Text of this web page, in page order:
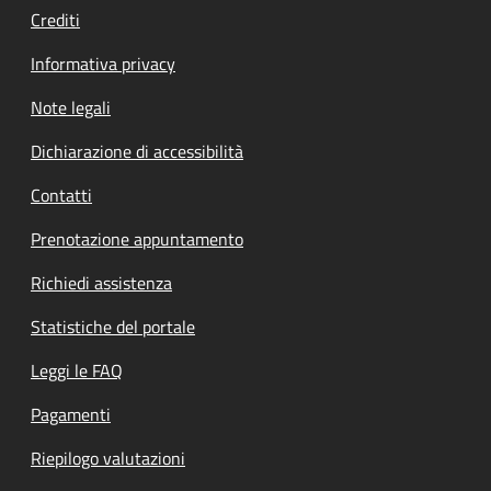
Crediti
Informativa privacy
Note legali
Dichiarazione di accessibilità
Contatti
Prenotazione appuntamento
Richiedi assistenza
Statistiche del portale
Leggi le FAQ
Pagamenti
Riepilogo valutazioni